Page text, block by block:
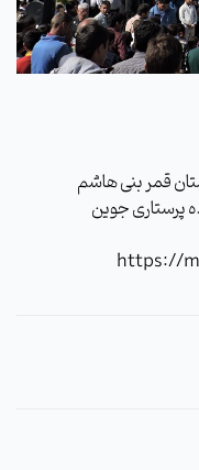
3,بیمارستان قمر بنی هاشم
پرستاری جوین
https://